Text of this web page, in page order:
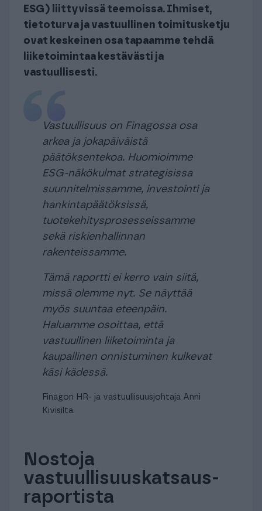
ESG) liittyvissä teemoissa. Ihmiset,
tietoturva ja vastuullinen toimitusketju
ovat keskeinen osa tapaamme tehdä
liiketoimintaa kestävästi ja
vastuullisesti.
Vastuullisuus on Finagossa osa
arkea ja jokapäiväistä
päätöksentekoa. Huomioimme
ESG-näkökulmat strategisissa
suunnitelmissamme, investointi ja
hankintapäätöksissä,
tuotekehitysprosesseissamme
sekä riskienhallinnan
rakenteissamme.
Tämä raportti ei kerro vain siitä,
missä olemme nyt. Se näyttää
myös suuntaa eteenpäin.
Haluamme osoittaa, että
vastuullinen liiketoiminta ja
kaupallinen onnistuminen kulkevat
käsi kädessä.
Finagon HR- ja vastuullisuusjohtaja Anni
Kivisilta.
Nostoja
vastuullisuuskatsaus-
raportista